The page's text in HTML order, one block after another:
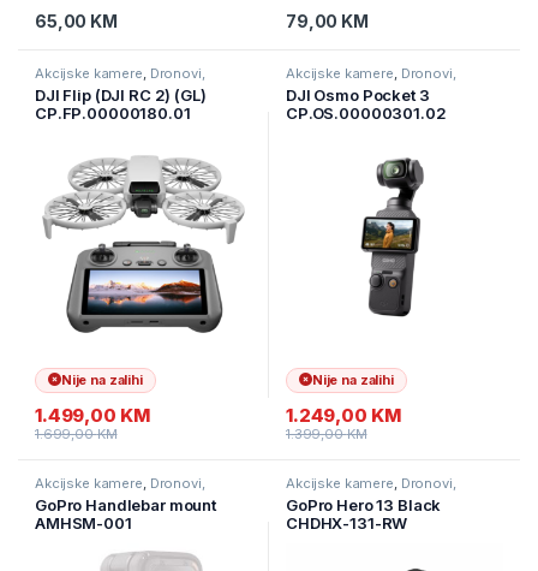
65,00 KM 79,00 KM
Akcijske kamere Dronovi,
kamere I navigacije , Kamere
DJI Flip (DJI RC 2) (GL)
CP.FP.00000180.01
Nije na zalihi
1.499,00 KM
1.699,00KM
Akcijske kamere Dronovi,
kamere I navigacije Kamere
DJI Osmo Pocket 3
CP.OS.00000301.02
Nije na zalihi
1.249,00 KM
1.399,00KM
Akcijske kamere Dronovi,
kamere I navigacije Kamere
GoPro Handlebar mount
AMHSM-001
Akcijske kamere Dronovi,
kamere I navigacije Kamere
GoPro Hero 13 Black
CHDHX-131-RW